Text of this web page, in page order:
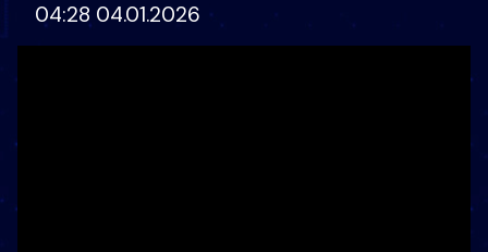
04:28 04.01.2026